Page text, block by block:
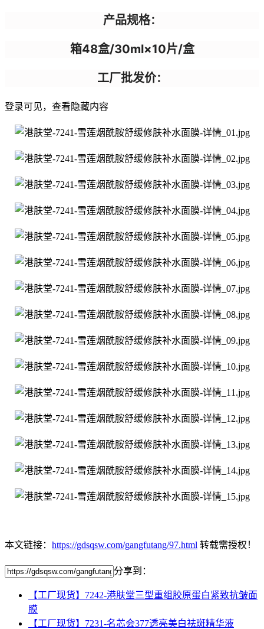
产品规格：
箱48盒/30ml×10片/盒
工厂批发价：
登录可见，查看隐藏内容
本文链接： https://gdsqsw.com/gangfutang/97.html 转载需授权！
分享到：
【工厂现货】7242-港肤堂三型重组胶原蛋白紧致抗皱面
膜
【工厂现货】7231-名芯会377透亮美白祛斑精华液